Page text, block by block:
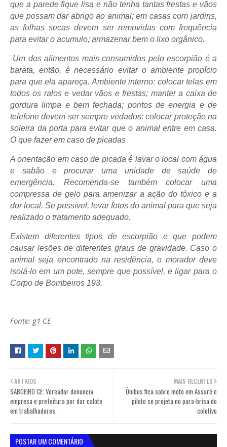
que a parede fique lisa e não tenha tantas frestas e vãos
que possam dar abrigo ao animal; em casas com jardins,
as folhas secas devem ser removidas com frequência
para evitar o acumulo; armazenar bem o lixo orgânico.
Um dos alimentos mais consumidos pelo escorpião é a
barata, então, é necessário evitar o ambiente propício
para que ela apareça. Ambiente interno: colocar telas em
todos os ralos e vedar vãos e frestas; manter a caixa de
gordura limpa e bem fechada; pontos de energia e de
telefone devem ser sempre vedados; colocar proteção na
soleira da porta para evitar que o animal entre em casa.
O que fazer em caso de picadas
A orientação em caso de picada é lavar o local com água
e sabão e procurar uma unidade de saúde de
emergência. Recomenda-se também colocar uma
compressa de gelo para amenizar a ação do tóxico e a
dor local. Se possível, levar fotos do animal para que seja
realizado o tratamento adequado.
Existem diferentes tipos de escorpião e que podem
causar lesões de diferentes graus de gravidade. Caso o
animal seja encontrado na residência, o morador deve
isolá-lo em um pote, sempre que possível, e ligar para o
Corpo de Bombeiros 193.
Fonte: g1 CE
MAIS RECENTES
Ônibus fica sobre moto em Assaré e
piloto se projeta no para-brisa do
coletivo
ANTIGOS
SABOEIRO CE: Vereador denuncia
empresa e prefeitura por dar calote
em trabalhadores.
POSTAR UM COMENTÁRIO